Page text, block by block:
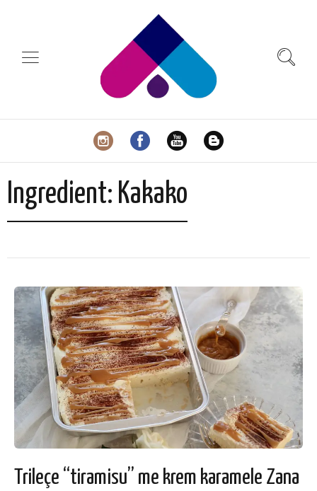
Ingredient: Kakako
Trileçe “tiramisu” me krem karamele Zana